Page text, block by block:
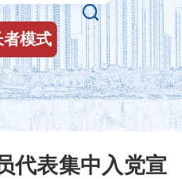

者模式
代表集中入党宣